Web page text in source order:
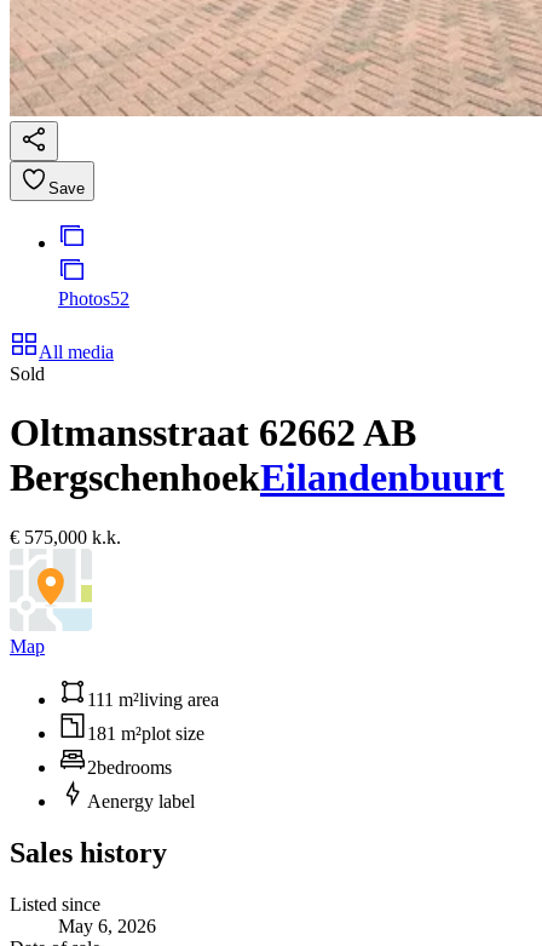
Save
Photos52
All media
Sold
Oltmansstraat 62662 AB
BergschenhoekEilandenbuurt
€ 575,000 k.k.
Map
111 m²living area
181 m²plot size
2bedrooms
Aenergy label
Sales history
Listed since
May 6, 2026